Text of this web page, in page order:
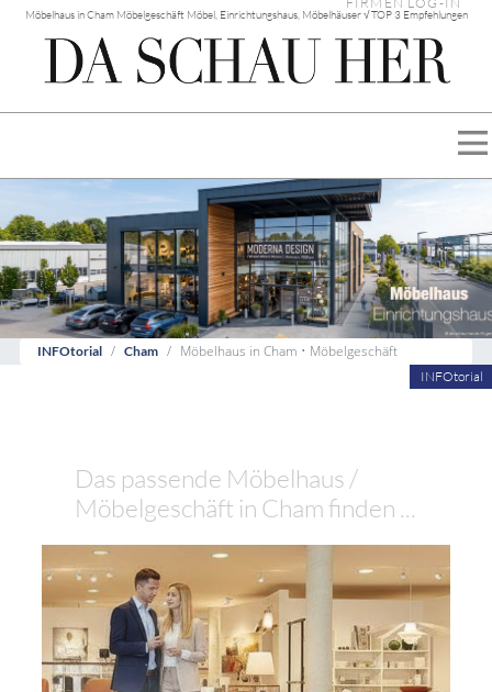
Möbelhaus in Cham Möbelgeschäft Möbel, Einrichtungshaus, Möbelhäuser √ TOP 3 Empfehlungen
INFOtorial Cham
Möbelhaus in Cham • Möbelgeschäft
INFOtorial
Das passende Möbelhaus /
Möbelgeschäft in Cham finden ...